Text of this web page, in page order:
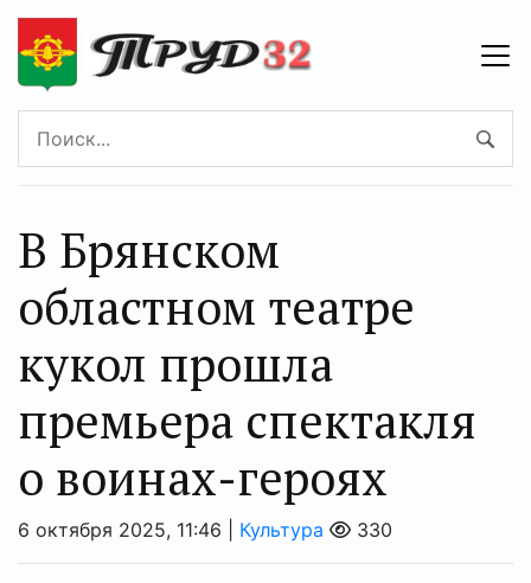
В Брянском
областном театре
кукол прошла
премьера спектакля
о воинах-героях
6 октября 2025, 11:46 | Культура 330